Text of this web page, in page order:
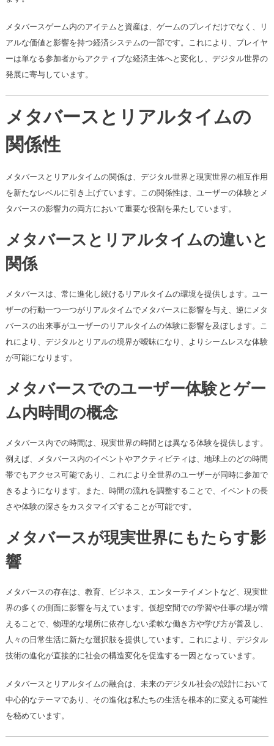
メタバースゲーム内のアイテムと資産は、ゲームのプレイだけでなく、リ
アルな価値と影響を持つ経済システムの一部です。これにより、プレイヤ
ーは単なる参加者からアクティブな経済主体へと変化し、デジタル世界の
発展に寄与しています。
メタバースとリアルタイムの
関係性
メタバースとリアルタイムの関係は、デジタル世界と現実世界の相互作用
を新たなレベルに引き上げています。この関係性は、ユーザーの体験とメ
タバースの影響力の両方において重要な役割を果たしています。
メタバースとリアルタイムの違いと
関係
メタバースは、常に進化し続けるリアルタイムの環境を提供します。ユー
ザーの行動一つ一つがリアルタイムでメタバースに影響を与え、逆にメタ
バースの出来事がユーザーのリアルタイムの体験に影響を及ぼします。こ
れにより、デジタルとリアルの境界が曖昧になり、よりシームレスな体験
が可能になります。
メタバースでのユーザー体験とゲー
ム内時間の概念
メタバース内での時間は、現実世界の時間とは異なる体験を提供します。
例えば、メタバース内のイベントやアクティビティは、地球上のどの時間
帯でもアクセス可能であり、これにより全世界のユーザーが同時に参加で
きるようになります。また、時間の流れを調整することで、イベントの長
さや体験の深さをカスタマイズすることが可能です。
メタバースが現実世界にもたらす影
響
メタバースの存在は、教育、ビジネス、エンターテイメントなど、現実世
界の多くの側面に影響を与えています。仮想空間での学習や仕事の場が増
えることで、物理的な場所に依存しない柔軟な働き方や学び方が普及し、
人々の日常生活に新たな選択肢を提供しています。これにより、デジタル
技術の進化が直接的に社会の構造変化を促進する一因となっています。
メタバースとリアルタイムの融合は、未来のデジタル社会の設計において
中心的なテーマであり、その進化は私たちの生活を根本的に変える可能性
を秘めています。